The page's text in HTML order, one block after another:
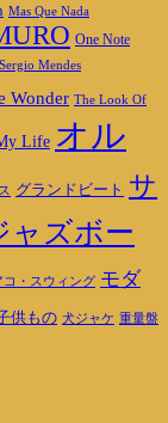
Mas Que Nada
One Note
Sergio Mendes
Wonder The Look Of
Life オル
グランドビート サ
ャズボー
コ・スウィング モダ
供もの 犬ジャケ 重量盤